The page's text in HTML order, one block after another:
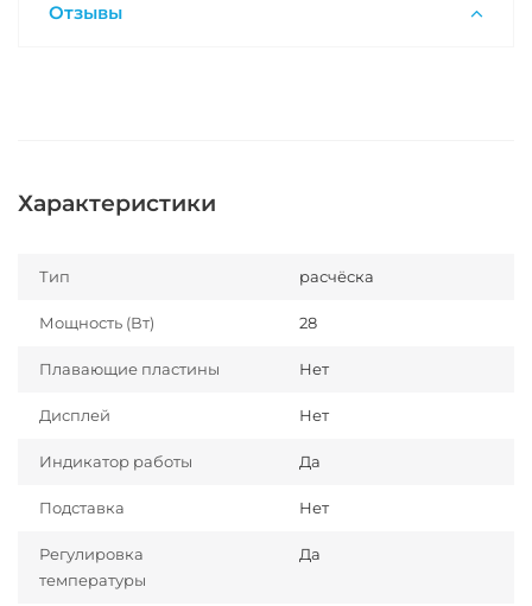
Отзывы
Характеристики
Тип расчёска
Мощность (Вт) 28
Плавающие пластины Нет
Дисплей Нет
Индикатор работы Да
Подставка Нет
Регулировка
температуры
Да